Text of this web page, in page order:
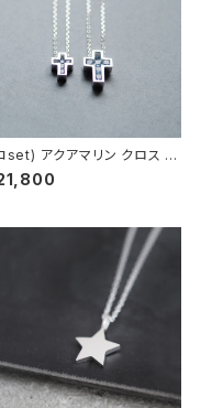
set) アクアマリン クロス ペ
ックレス シルバー925